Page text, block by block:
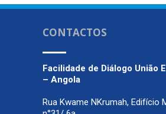
CONTACTOS
Facilidade de Diálogo União
– Angola
Rua Kwame NKrumah, Edifício